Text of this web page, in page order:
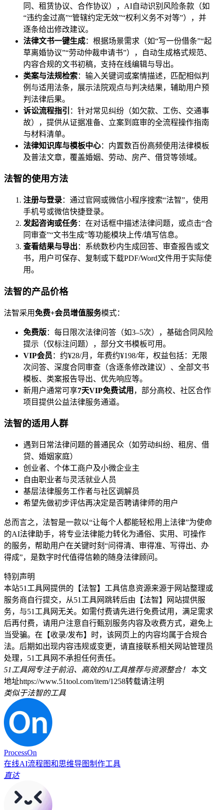
同、租赁协议、合作协议），AI自动识别风险条款（如
“违约金过高”“管辖约定无效”“权利义务不对等”），并
逐条给出修改建议。
法律文书一键生成：根据场景需求（如“写一份借条”“起
草离婚协议”“劳动仲裁申请书”），自动生成格式规范、
内容合规的文书初稿，支持在线编辑与导出。
类案与法规检索：输入关键词或案情描述，匹配相似判
例与适用法条，展示法院观点与判决结果，辅助用户预
判法律后果。
诉讼流程指引 ：针对常见纠纷（如欠款、工伤、交通事
故），提供从证据准备、立案到庭审的全流程操作指南
与材料清单。
法律知识库与模板中心：内置数百份高频使用法律模板
及普法文章，覆盖婚姻、劳动、房产、借贷等领域。
法智的使用方法
注册与登录：通过官网或微信小程序搜索“法智”，使用
手机号或微信快捷登录。
发起咨询或任务：在对话框中描述法律问题，或点击“合
同审查”“文书生成”等功能模块上传/填写信息。
查看结果与导出 ：系统数秒内生成回答、审查报告或文
书，用户可保存、复制或下载PDF/Word文件用于实际使
用。
法智的产品价格
法智采用免费+会员增值服务模式：
免费版：每日限次法律问答（如3–5次），基础合同风险
提示（仅标注问题），部分文书模板可用。
VIP会员 ：约¥28/月，年费约¥198/年，权益包括：无限
次问答、深度合同审查（含逐条修改建议）、全部文书
模板、类案报告导出、优先响应等。
新用户通常可享7天VIP免费试用 ，部分高校、社区合作
项目提供公益法律服务通道。
法智的适用人群
遇到日常法律问题的普通民众（如劳动纠纷、租房、借
贷、婚姻家庭）
创业者、个体工商户及小微企业主
自由职业者与灵活就业人员
基层法律服务工作者与社区调解员
希望先做初步评估再决定是否聘请律师的用户
总而言之，法智是一款以“让每个人都能轻松用上法律”为使命
的AI法律助手，将专业法律能力转化为通俗、实用、可操作
的服务，帮助用户在关键时刻“问得清、审得准、写得出、办
得成”，是数字时代值得信赖的随身法律顾问。
特别声明
本站51工具网提供的【法智】工具信息资源来源于网站整理或
服务商自行提交，从51工具网跳转后由【法智】网站提供服
务，与51工具网无关。如需付费请先进行免费试用，满足需求
后再付费，请用户注意自行甄别服务内容及收费方式，避免上
当受骗。在【收录/发布】时，该网页上的内容均属于合规合
法。后期如出现内容违规或变更，请直接联系相关网站管理员
处理，51工具网不承担任何责任。
51工具网专注于前沿、高效的AI工具推荐与资源整合！
本文
地址https://www.51tool.com/item/1258转载请注明
类似于法智的工具
ProcessOn
在线AI流程图和思维导图制作工具
直达